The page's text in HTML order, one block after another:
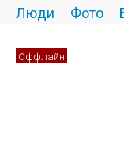
Люди Фото
Оффлайн